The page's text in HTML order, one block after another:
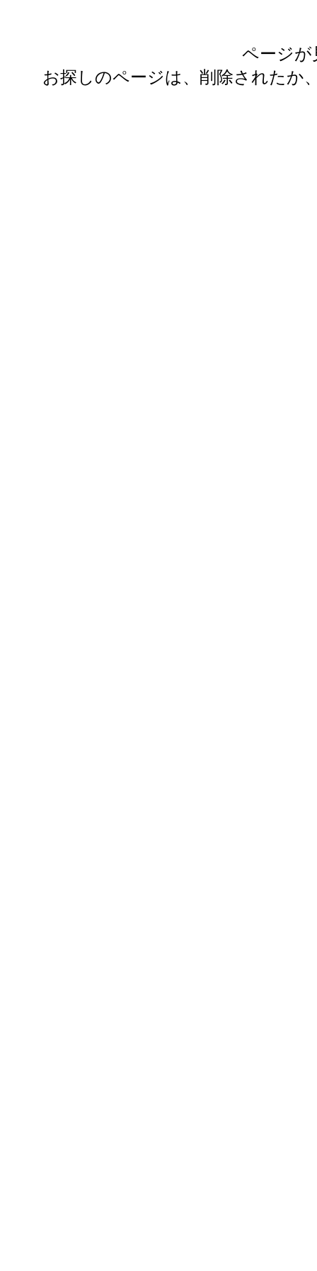
ページが
お探しのページは、削除されたか